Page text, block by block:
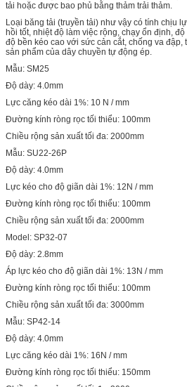
tải hoặc được bao phủ bằng thảm trải thảm.
Loại băng tải (truyền tải) như vậy có tính chịu
hồi tốt, nhiệt độ làm việc rộng, chạy ổn định,
độ bền kéo cao với sức cản cắt, chống va
sản phẩm của dây chuyền tự động ép.
Mẫu: SM25
Độ dày: 4.0mm
Lực căng kéo dài 1%: 10 N / mm
Đường kính ròng rọc tối thiểu: 100mm
Chiều rộng sản xuất tối đa: 2000mm
Mẫu: SU22-26P
Độ dày: 4.0mm
Lực kéo cho độ giãn dài 1%: 12N / mm
Đường kính ròng rọc tối thiểu: 100mm
Chiều rộng sản xuất tối đa: 2000mm
Model: SP32-07
Độ dày: 2.8mm
Áp lực kéo cho độ giãn dài 1%: 13N / mm
Đường kính ròng rọc tối thiểu: 100mm
Chiều rộng sản xuất tối đa: 3000mm
Mẫu: SP42-14
Độ dày: 4.0mm
Lực căng kéo dài 1%: 16N / mm
Đường kính ròng rọc tối thiểu: 150mm